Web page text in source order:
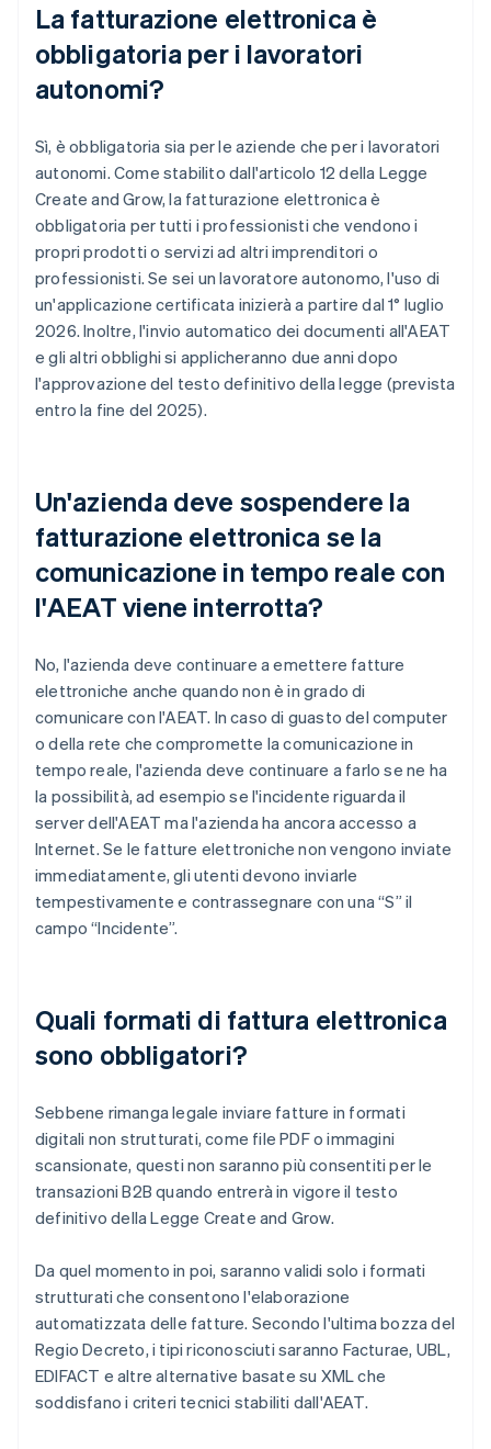
La fatturazione elettronica è
obbligatoria per i lavoratori
autonomi?
Sì, è obbligatoria sia per le aziende che per i lavoratori
autonomi. Come stabilito dall'articolo 12 della Legge
Create and Grow, la fatturazione elettronica è
obbligatoria per tutti i professionisti che vendono i
propri prodotti o servizi ad altri imprenditori o
professionisti. Se sei un lavoratore autonomo, l'uso di
un'applicazione certificata inizierà a partire dal 1° luglio
2026. Inoltre, l'invio automatico dei documenti all'AEAT
e gli altri obblighi si applicheranno due anni dopo
l'approvazione del testo definitivo della legge (prevista
entro la fine del 2025).
Un'azienda deve sospendere la
fatturazione elettronica se la
comunicazione in tempo reale con
l'AEAT viene interrotta?
No, l'azienda deve continuare a emettere fatture
elettroniche anche quando non è in grado di
comunicare con l'AEAT. In caso di guasto del computer
o della rete che compromette la comunicazione in
tempo reale, l'azienda deve continuare a farlo se ne ha
la possibilità, ad esempio se l'incidente riguarda il
server dell'AEAT ma l'azienda ha ancora accesso a
Internet. Se le fatture elettroniche non vengono inviate
immediatamente, gli utenti devono inviarle
tempestivamente e contrassegnare con una “S” il
campo “Incidente”.
Quali formati di fattura elettronica
sono obbligatori?
Sebbene rimanga legale inviare fatture in formati
digitali non strutturati, come file PDF o immagini
scansionate, questi non saranno più consentiti per le
transazioni B2B quando entrerà in vigore il testo
definitivo della Legge Create and Grow.
Da quel momento in poi, saranno validi solo i formati
strutturati che consentono l'elaborazione
automatizzata delle fatture. Secondo l'ultima bozza del
Regio Decreto, i tipi riconosciuti saranno Facturae, UBL,
EDIFACT e altre alternative basate su XML che
soddisfano i criteri tecnici stabiliti dall'AEAT.